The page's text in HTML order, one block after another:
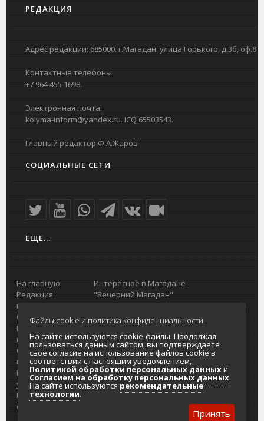
РЕДАКЦИЯ
Адрес редакции: 685000. г.Магадан. улица Горького, д.3б, оф.8
Контактные телефоны:
+7 964 455 1698.
Электронная почта:
kolyma-inform@yandex.ru. ICQ 65503543.
Главный редактор Ф.А.Жаров
СОЦИАЛЬНЫЕ СЕТИ
ЕЩЕ...
На главную
Редакция
портала
О проекте
Реклама на
портале
Отзывы и
предложения
Интернет-
услуги
Разработка
сайтов
Интересное в Магадане
"Вечерний Магадан"
Городская доска объявлений
Реклама
Главный туристический портал
Колымы
Политика в отношении обработки
персональных данных
Согласие на обработку персональных
данных
Файлы cookie и политика конфиденциальности.
На сайте используются cookie-файлы. Продолжая
пользоваться данным сайтом, вы подтверждаете
свое согласие на использование файлов cookie в
соответствии с настоящим уведомлением,
Политикой обработки персональных данныхи
Согласием на обработку персональных данных.
На сайте используютсярекомендательные
технологии.
Принять